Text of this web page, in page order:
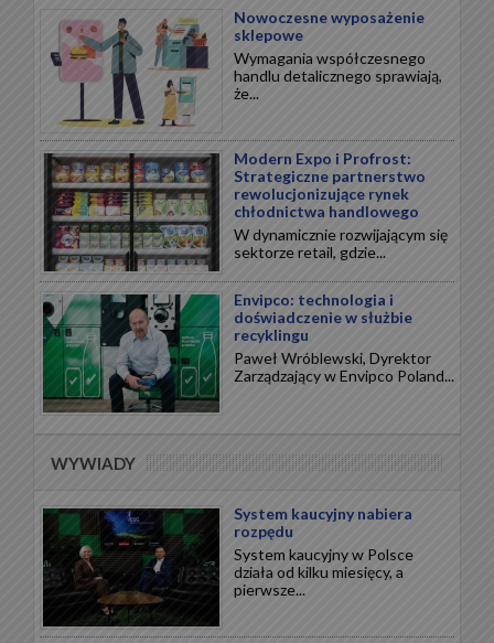
Nowoczesne wyposażenie
sklepowe
Wymagania współczesnego
handlu detalicznego sprawiają,
że...
Modern Expo i Profrost:
Strategiczne partnerstwo
rewolucjonizujące rynek
chłodnictwa handlowego
W dynamicznie rozwijającym się
sektorze retail, gdzie...
Envipco: technologia i
doświadczenie w służbie
recyklingu
Paweł Wróblewski, Dyrektor
Zarządzający w Envipco Poland...
WYWIADY
System kaucyjny nabiera
rozpędu
System kaucyjny w Polsce
działa od kilku miesięcy, a
pierwsze...